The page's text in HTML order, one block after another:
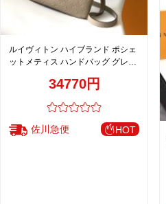
ルイヴィトン ハイブランド ポシェ
ットメティス ハンドバッグ グレー
34770円
佐川急便 HOT